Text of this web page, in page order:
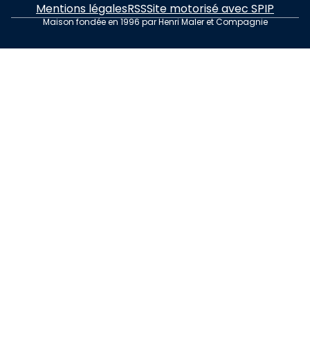
Mentions légalesRSSSite motorisé avec SPIP
Maison fondée en 1996 par Henri Maler et Compagnie